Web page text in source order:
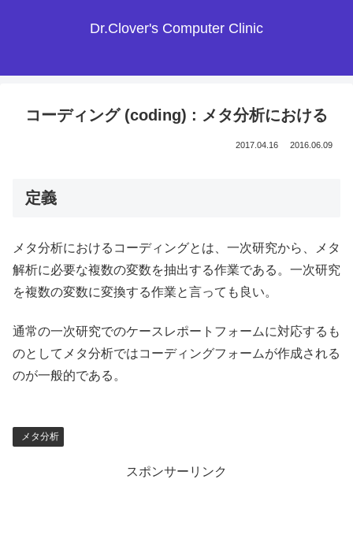
Dr.Clover's Computer Clinic
コーディング (coding) : メタ分析における
2017.04.16 2016.06.09
定義
メタ分析におけるコーディングとは、一次研究から、メタ
解析に必要な複数の変数を抽出する作業である。一次研究
を複数の変数に変換する作業と言っても良い。
通常の一次研究でのケースレポートフォームに対応するも
のとしてメタ分析ではコーディングフォームが作成される
のが一般的である。
メタ分析
スポンサーリンク